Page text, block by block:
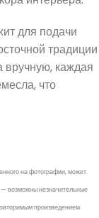
для подачи
традиции
вручную, каждая
что
на фотографии, может
— возможны незначительные
произведением